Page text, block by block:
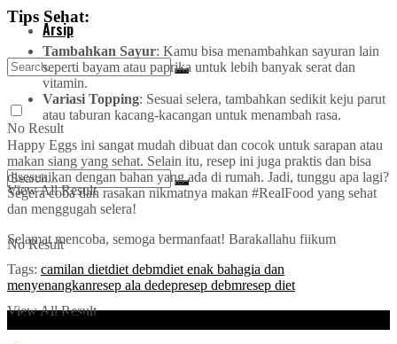
Arsip
No Result
View All Result
No Result
View All Result
Tips Sehat:
Tambahkan Sayur: Kamu bisa menambahkan sayuran lain
seperti bayam atau paprika untuk lebih banyak serat dan
vitamin.
Variasi Topping: Sesuai selera, tambahkan sedikit keju parut
atau taburan kacang-kacangan untuk menambah rasa.
Happy Eggs ini sangat mudah dibuat dan cocok untuk sarapan atau
makan siang yang sehat. Selain itu, resep ini juga praktis dan bisa
disesuaikan dengan bahan yang ada di rumah. Jadi, tunggu apa lagi?
Segera coba dan rasakan nikmatnya makan #RealFood yang sehat
dan menggugah selera!
Selamat mencoba, semoga bermanfaat! Barakallahu fiikum
Tags: camilan dietdiet debmdiet enak bahagia dan
menyenangkanresep ala dedepresep debmresep diet
RELATEDPOST